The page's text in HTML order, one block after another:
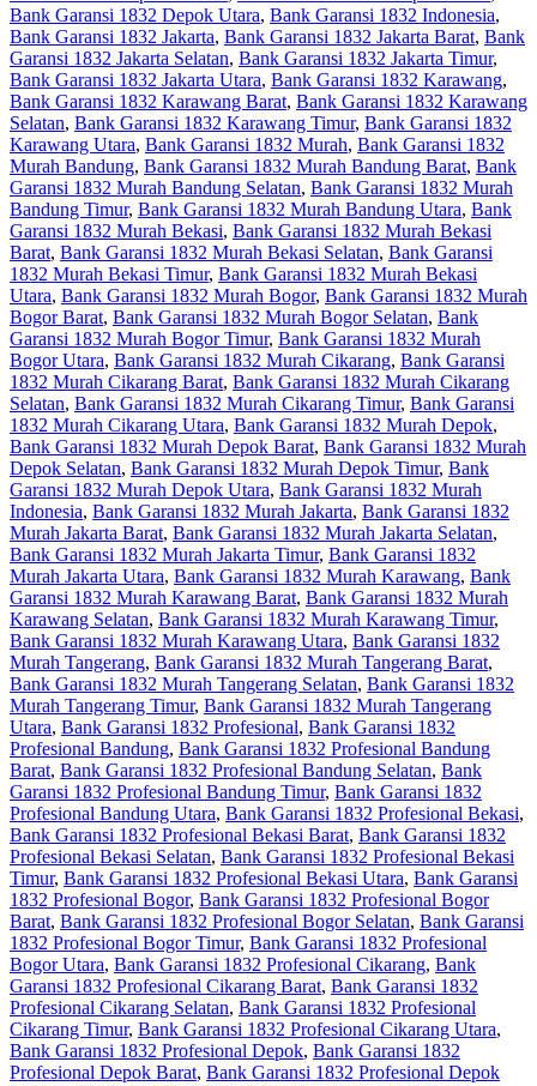
Bank Garansi 1832 Depok Utara, Bank Garansi 1832 Indonesia,
Bank Garansi 1832 Jakarta, Bank Garansi 1832 Jakarta Barat, Bank
Garansi 1832 Jakarta Selatan, Bank Garansi 1832 Jakarta Timur,
Bank Garansi 1832 Jakarta Utara, Bank Garansi 1832 Karawang,
Bank Garansi 1832 Karawang Barat, Bank Garansi 1832 Karawang
Selatan, Bank Garansi 1832 Karawang Timur, Bank Garansi 1832
Karawang Utara, Bank Garansi 1832 Murah, Bank Garansi 1832
Murah Bandung, Bank Garansi 1832 Murah Bandung Barat, Bank
Garansi 1832 Murah Bandung Selatan, Bank Garansi 1832 Murah
Bandung Timur, Bank Garansi 1832 Murah Bandung Utara, Bank
Garansi 1832 Murah Bekasi, Bank Garansi 1832 Murah Bekasi
Barat, Bank Garansi 1832 Murah Bekasi Selatan, Bank Garansi
1832 Murah Bekasi Timur, Bank Garansi 1832 Murah Bekasi
Utara, Bank Garansi 1832 Murah Bogor, Bank Garansi 1832 Murah
Bogor Barat, Bank Garansi 1832 Murah Bogor Selatan, Bank
Garansi 1832 Murah Bogor Timur, Bank Garansi 1832 Murah
Bogor Utara, Bank Garansi 1832 Murah Cikarang, Bank Garansi
1832 Murah Cikarang Barat, Bank Garansi 1832 Murah Cikarang
Selatan, Bank Garansi 1832 Murah Cikarang Timur, Bank Garansi
1832 Murah Cikarang Utara, Bank Garansi 1832 Murah Depok,
Bank Garansi 1832 Murah Depok Barat, Bank Garansi 1832 Murah
Depok Selatan, Bank Garansi 1832 Murah Depok Timur, Bank
Garansi 1832 Murah Depok Utara, Bank Garansi 1832 Murah
Indonesia, Bank Garansi 1832 Murah Jakarta, Bank Garansi 1832
Murah Jakarta Barat, Bank Garansi 1832 Murah Jakarta Selatan,
Bank Garansi 1832 Murah Jakarta Timur, Bank Garansi 1832
Murah Jakarta Utara, Bank Garansi 1832 Murah Karawang, Bank
Garansi 1832 Murah Karawang Barat, Bank Garansi 1832 Murah
Karawang Selatan, Bank Garansi 1832 Murah Karawang Timur,
Bank Garansi 1832 Murah Karawang Utara, Bank Garansi 1832
Murah Tangerang, Bank Garansi 1832 Murah Tangerang Barat,
Bank Garansi 1832 Murah Tangerang Selatan, Bank Garansi 1832
Murah Tangerang Timur, Bank Garansi 1832 Murah Tangerang
Utara, Bank Garansi 1832 Profesional, Bank Garansi 1832
Profesional Bandung, Bank Garansi 1832 Profesional Bandung
Barat, Bank Garansi 1832 Profesional Bandung Selatan, Bank
Garansi 1832 Profesional Bandung Timur, Bank Garansi 1832
Profesional Bandung Utara, Bank Garansi 1832 Profesional Bekasi,
Bank Garansi 1832 Profesional Bekasi Barat, Bank Garansi 1832
Profesional Bekasi Selatan, Bank Garansi 1832 Profesional Bekasi
Timur, Bank Garansi 1832 Profesional Bekasi Utara, Bank Garansi
1832 Profesional Bogor, Bank Garansi 1832 Profesional Bogor
Barat, Bank Garansi 1832 Profesional Bogor Selatan, Bank Garansi
1832 Profesional Bogor Timur, Bank Garansi 1832 Profesional
Bogor Utara, Bank Garansi 1832 Profesional Cikarang, Bank
Garansi 1832 Profesional Cikarang Barat, Bank Garansi 1832
Profesional Cikarang Selatan, Bank Garansi 1832 Profesional
Cikarang Timur, Bank Garansi 1832 Profesional Cikarang Utara,
Bank Garansi 1832 Profesional Depok, Bank Garansi 1832
Profesional Depok Barat, Bank Garansi 1832 Profesional Depok